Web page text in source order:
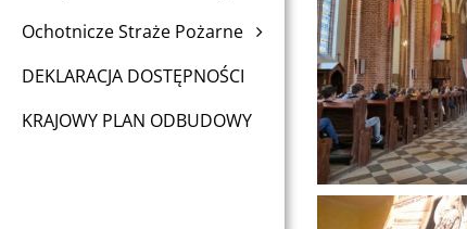
Ochotnicze Straże Pożarne
DEKLARACJA DOSTĘPNOŚCI
KRAJOWY PLAN ODBUDOWY